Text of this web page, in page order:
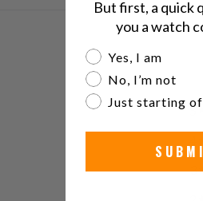
5
3
But first, a quick
you a watch
Are you a watch
Yes, I am
No, I’m not
Just starting